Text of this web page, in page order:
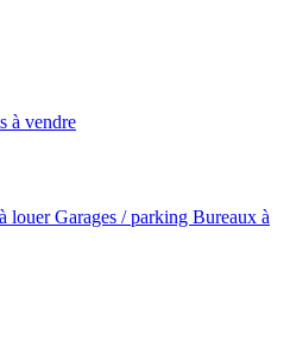
à vendre
louerGarages / parking Bureaux à